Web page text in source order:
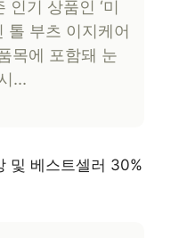
기 상품인 ‘미
톨 부츠 이지케어
목에 포함돼 눈
…
및 베스트셀러 30%